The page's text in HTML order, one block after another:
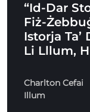
“Id-Dar
Fiż-
Istorja
Li Lllum,
Charlton Cefai
Illum